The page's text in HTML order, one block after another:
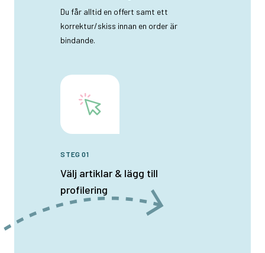
Du får alltid en offert samt ett
korrektur/skiss innan en order är
bindande.
STEG 01
Välj artiklar & lägg till
profilering